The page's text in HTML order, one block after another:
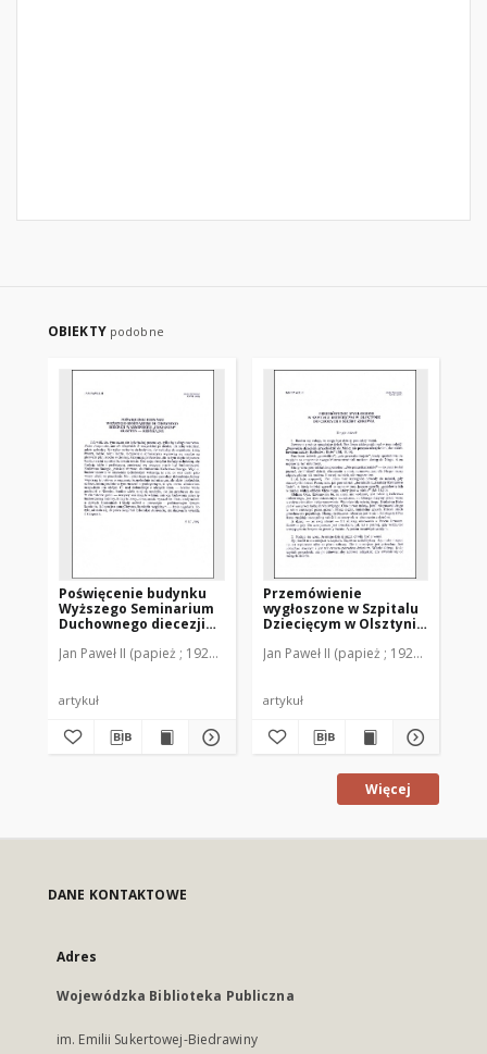
OBIEKTY podobne
Poświęcenie budynku
Wyższego Seminarium
Duchownego diecezji
Redykajny
Jan Paweł II (papież ; 1920-2005)
artykuł
Przemówienie
wygłoszone w Szpitalu
Dziecięcym w Olsztynie
zdrowia
Jan Paweł II (papież ; 1920-2005)
artykuł
Więcej
DANE KONTAKTOWE
Adres
Wojewódzka Biblioteka Publiczna
im. Emilii Sukertowej-Biedrawiny